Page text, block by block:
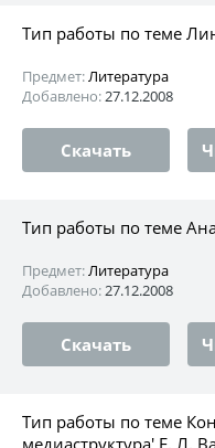
Тип работы по теме
Предмет:Литература
Добавлено:27.12.2008
Скачать
Тип работы по теме
Предмет:Литература
Добавлено:27.12.2008
Скачать
Тип работы по теме
медиаструктура' Е. Л.